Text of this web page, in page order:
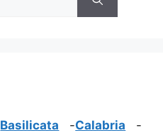
Basilicata -Calabria -